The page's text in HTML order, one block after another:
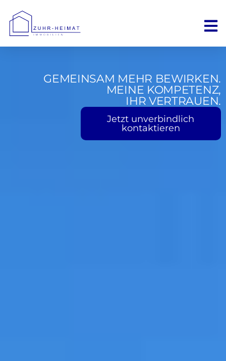
GEMEINSAM MEHR BEWIRKEN.
MEINE KOMPETENZ,
IHR VERTRAUEN.
Jetzt unverbindlich
kontaktieren